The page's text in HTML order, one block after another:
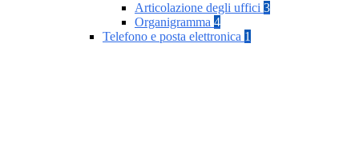
Articolazione degli uffici 3
Organigramma 4
Telefono e posta elettronica 1